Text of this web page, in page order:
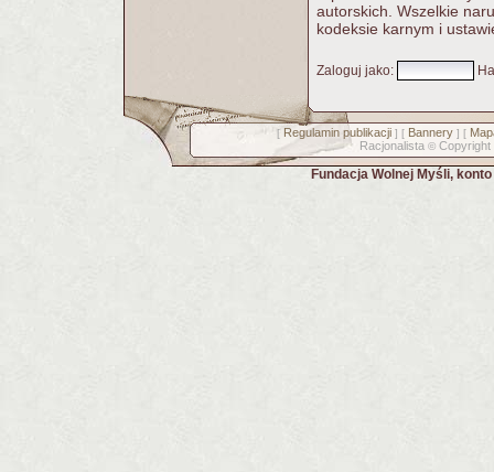
autorskich. Wszelkie
kodeksie karnym i
Zaloguj jako:
[ Regulamin publikacji] [ Bannery] [
Racjonalista © Copyright
Fundacja Wolnej Myśli,